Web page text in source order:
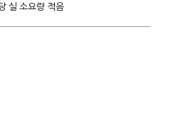
실 소요량 적음